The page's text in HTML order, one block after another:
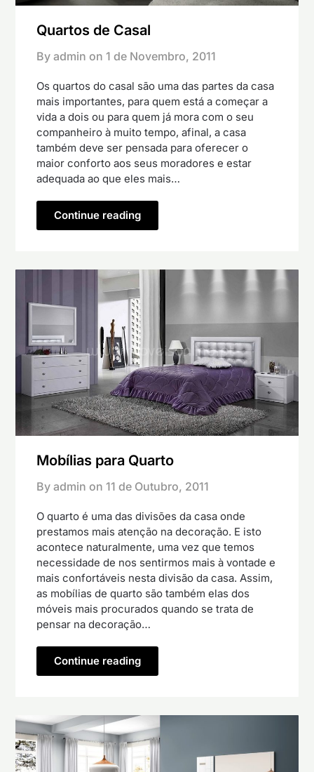
Quartos de Casal
By admin on 1 de Novembro, 2011
Os quartos do casal são uma das partes da casa
mais importantes, para quem está a começar a
vida a dois ou para quem já mora com o seu
companheiro à muito tempo, afinal, a casa
também deve ser pensada para oferecer o
maior conforto aos seus moradores e estar
adequada ao que eles mais…
Continue reading
Mobílias para Quarto
By admin on 11 de Outubro, 2011
O quarto é uma das divisões da casa onde
prestamos mais atenção na decoração. E isto
acontece naturalmente, uma vez que temos
necessidade de nos sentirmos mais à vontade e
mais confortáveis nesta divisão da casa. Assim,
as mobílias de quarto são também elas dos
móveis mais procurados quando se trata de
pensar na decoração…
Continue reading